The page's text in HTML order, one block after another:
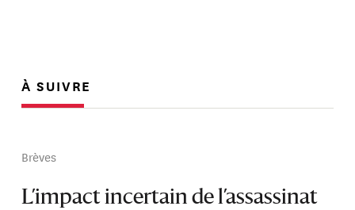
À SUIVRE
Brèves
L’impact incertain de l’assassinat